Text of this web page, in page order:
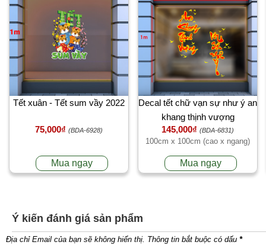
Tết xuân - Tết sum vầy 2022
75,000₫ (BDA-6928)
Mua ngay
Decal tết chữ vạn sự như ý an
khang thịnh vượng
145,000₫ (BDA-6831)
100cm x 100cm (cao x ngang)
Mua ngay
Ý kiến đánh giá sản phẩm
Địa chỉ Email của bạn sẽ không hiển thị. Thông tin bắt buộc có dấu *